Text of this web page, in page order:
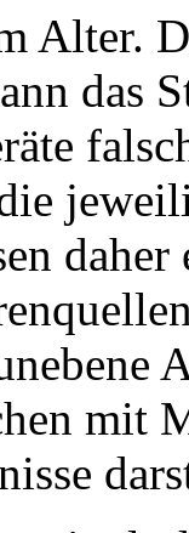
Alter.
das
mit